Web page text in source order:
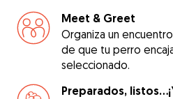
Meet & Greet
Organiza un
de que tu perro
seleccionado.
Preparados,